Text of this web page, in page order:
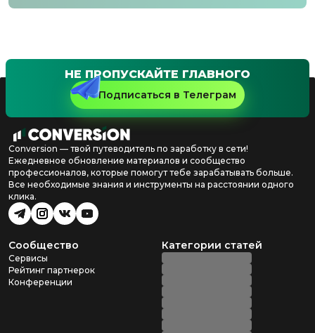
НЕ ПРОПУСКАЙТЕ ГЛАВНОГО
Подписаться в Телеграм
Conversion — твой путеводитель по заработку в сети!
Ежедневное обновление материалов и сообщество
профессионалов, которые помогут тебе зарабатывать больше.
Все необходимые знания и инструменты на расстоянии одного
клика.
Сообщество
Сервисы
Рейтинг партнерок
Конференции
Категории статей